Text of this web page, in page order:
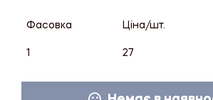
Фасовка Ціна/шт.
1 27